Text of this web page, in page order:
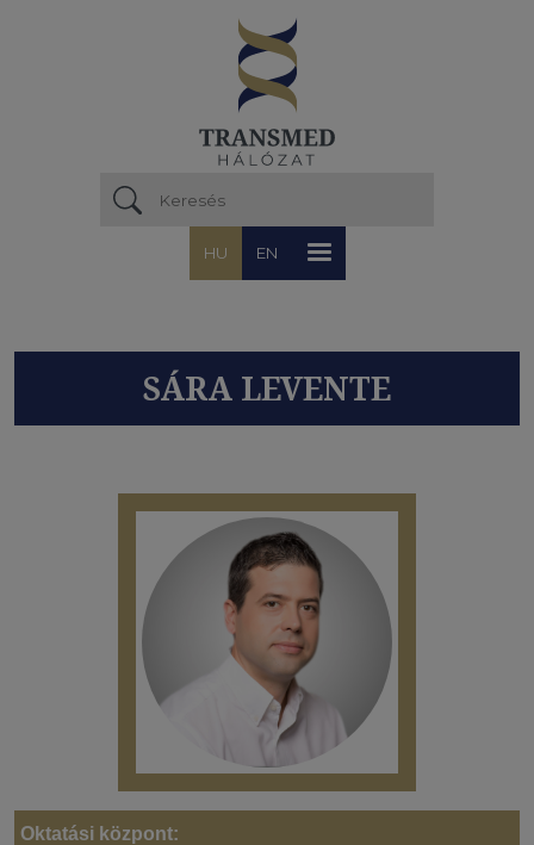
HU EN
SÁRA LEVENTE
Oktatási központ: